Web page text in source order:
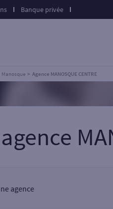
Banque privée
Manosque Agence MANOSQUE CENTRE
agence